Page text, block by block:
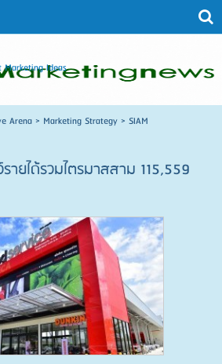
Ideas
Arena> Marketing Strategy> SIAM
ายได้รวมไตรมาสสาม 115,559